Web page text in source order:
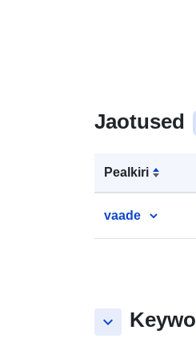
Jaotused
Pealkiri
vaade
keyboard_arrow_down